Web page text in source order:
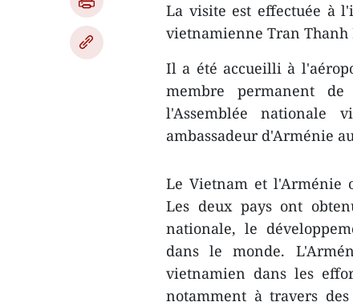
La visite est effectuée à
vietnamienne Tran Thanh
Il a été accueilli à
membre permanent
l'Assemblée nationale
ambassadeur d'Arménie
Le Vietnam et l'Arménie
Les deux pays ont
nationale, le
dans le monde.
vietnamien dans les
notamment à travers